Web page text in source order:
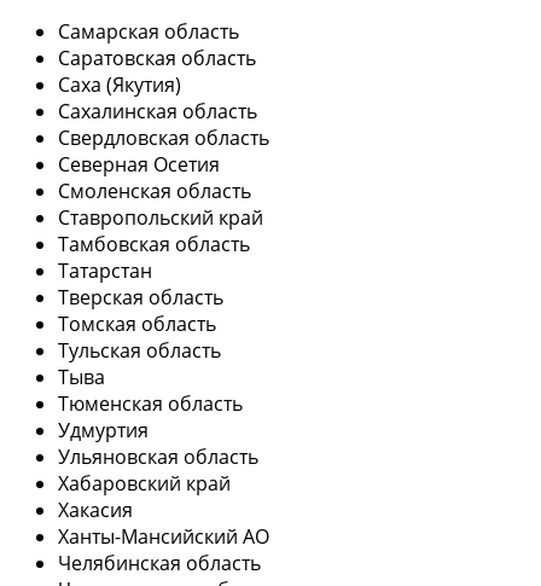
Самарская область
Саратовская область
Саха (Якутия)
Сахалинская область
Свердловская область
Северная Осетия
Смоленская область
Ставропольский край
Тамбовская область
Татарстан
Тверская область
Томская область
Тульская область
Тыва
Тюменская область
Удмуртия
Ульяновская область
Хабаровский край
Хакасия
Ханты-Мансийский АО
Челябинская область